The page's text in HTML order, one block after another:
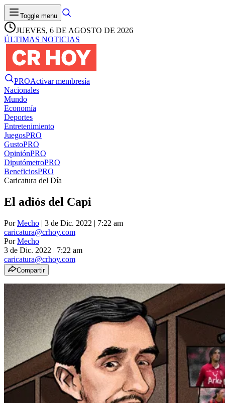
Toggle menu
JUEVES, 6 DE AGOSTO DE 2026
ÚLTIMAS NOTICIAS
PROActivar membresía
Nacionales
Mundo
Economía
Deportes
Entretenimiento
JuegosPRO
GustoPRO
OpiniónPRO
DiputómetroPRO
BeneficiosPRO
Caricatura del Día
El adiós del Capi
PorMecho | 3 de Dic. 2022 | 7:22 am
caricatura@crhoy.com
PorMecho
3 de Dic. 2022 | 7:22 am
caricatura@crhoy.com
Compartir